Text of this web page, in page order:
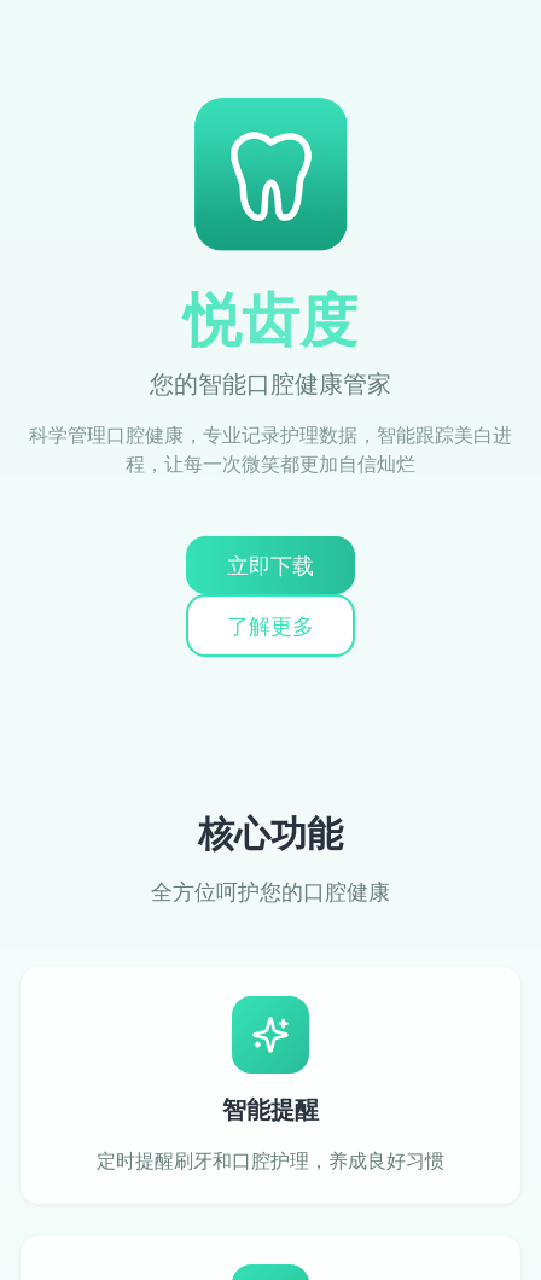
悦齿度
您的智能口腔健康管家
科学管理口腔健康，专业记录护理数据，智能跟踪美白进
程，让每一次微笑都更加自信灿烂
立即下载
了解更多
核心功能
全方位呵护您的口腔健康
智能提醒
定时提醒刷牙和口腔护理，养成良好习惯